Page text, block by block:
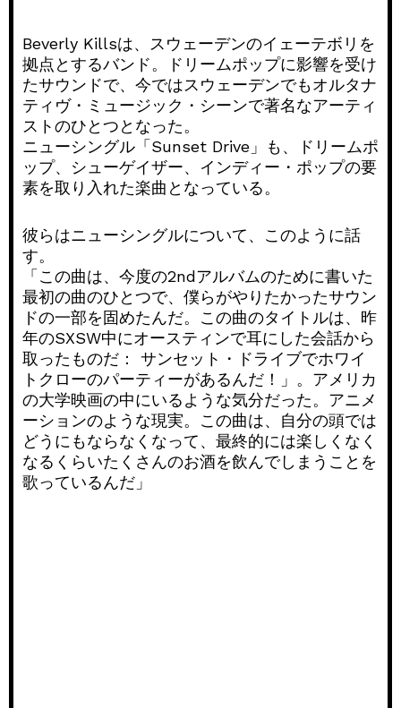
Beverly Killsは、スウェーデンのイェーテボリを
拠点とするバンド。ドリームポップに影響を受け
たサウンドで、今ではスウェーデンでもオルタナ
ティヴ・ミュージック・シーンで著名なアーティ
ストのひとつとなった。
ニューシングル「Sunset Drive」も、ドリームポ
ップ、シューゲイザー、インディー・ポップの要
素を取り入れた楽曲となっている。
彼らはニューシングルについて、このように話
す。
「この曲は、今度の2ndアルバムのために書いた
最初の曲のひとつで、僕らがやりたかったサウン
ドの一部を固めたんだ。この曲のタイトルは、昨
年のSXSW中にオースティンで耳にした会話から
取ったものだ： サンセット・ドライブでホワイ
トクローのパーティーがあるんだ！」。アメリカ
の大学映画の中にいるような気分だった。アニメ
ーションのような現実。この曲は、自分の頭では
どうにもならなくなって、最終的には楽しくなく
なるくらいたくさんのお酒を飲んでしまうことを
歌っているんだ」